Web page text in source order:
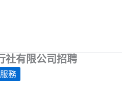
社有限公司招聘
務